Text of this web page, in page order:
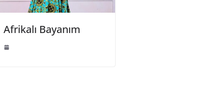
Afrikalı Bayanım